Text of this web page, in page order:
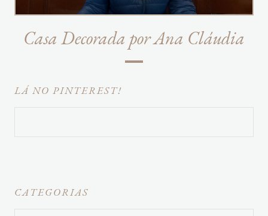
Casa Decorada por Ana Cláudia
LÁ NO PINTEREST!
CATEGORIAS